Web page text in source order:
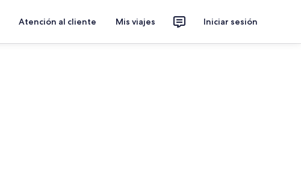
Atención al cliente Mis viajes Iniciar sesión